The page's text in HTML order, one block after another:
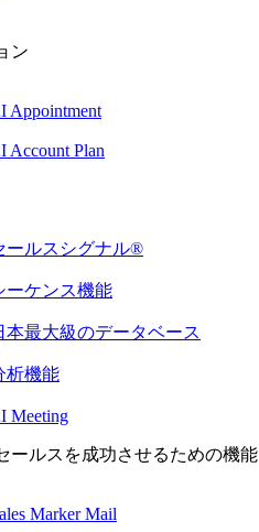
ン
Appointment
Account Plan
ールスシグナル®
ーケンス機能
本最大級のデータベース
析機能
Meeting
ールスを成功させるための機能
Marker Mail